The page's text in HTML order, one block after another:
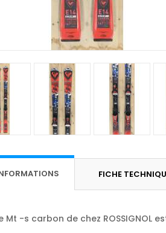
FICHE
Mt -s carbon de chez